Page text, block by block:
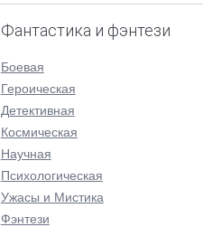
Фантастика и фэнтези
Боевая
Героическая
Детективная
Космическая
Научная
Психологическая
Ужасы и Мистика
Фэнтези